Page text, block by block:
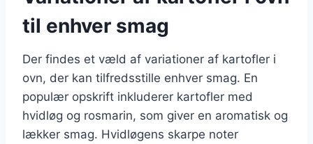
til enhver smag
Der findes et væld af variationer af kartofler i
ovn, der kan tilfredsstille enhver smag. En
populær opskrift inkluderer kartofler med
hvidløg og rosmarin, som giver en aromatisk og
lækker smag. Hvidløgens skarpe noter